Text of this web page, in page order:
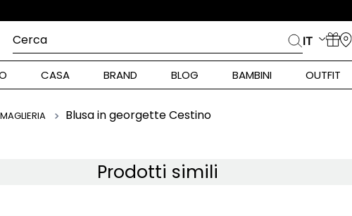
Cerca
IT
CASA BRAND BLOG BAMBINI OUTFIT
Blusa in georgette Cestino
Prodotti simili
FREQUENTI
Lauren